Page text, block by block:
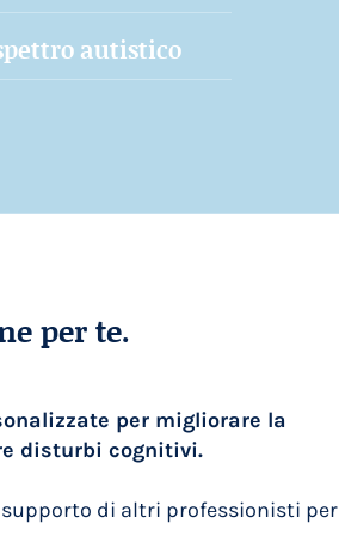
autistico
per te.
per migliorare la
disturbi cognitivi.
supporto di altri professionisti per